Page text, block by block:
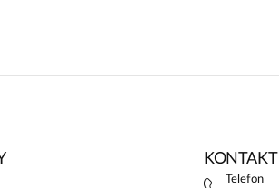
KONTAKT
Telefon